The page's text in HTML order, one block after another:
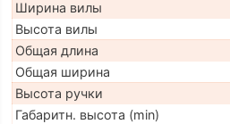
Ширина вилы
Высота вилы
Общая длина
Общая ширина
Высота ручки
Габаритн. высота (min)